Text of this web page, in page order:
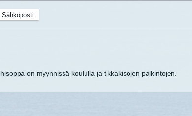
Sähköposti
on myynnissä koululla ja tikkakisojen palkintojen.